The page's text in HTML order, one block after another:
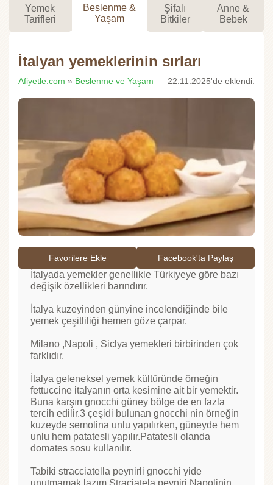
Yemek
Tarifleri
Beslenme &
Yaşam
Şifalı
Bitkiler
Anne &
Bebek
İtalyan yemeklerinin sırları
Afiyetle.com » Beslenme ve Yaşam 22.11.2025'de eklendi.
Favorilere Ekle Facebook'ta Paylaş
İtalyada yemekler genellikle Türkiyeye göre bazı
değişik özellikleri barındırır.
İtalya kuzeyinden günyine incelendiğinde bile
yemek çeşitliliği hemen göze çarpar.
Milano ,Napoli , Siclya yemekleri birbirinden çok
farklıdır.
İtalya geleneksel yemek kültüründe örneğin
fettuccine italyanın orta kesimine ait bir yemektir.
Buna karşın gnocchi güney bölge de en fazla
tercih edilir.3 çeşidi bulunan gnocchi nin örneğin
kuzeyde semolina unlu yapılırken, güneyde hem
unlu hem patatesli yapılır.Patatesli olanda
domates sosu kullanılır.
Tabiki stracciatella peynirli gnocchi yide